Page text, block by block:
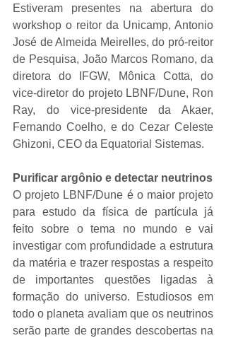
Estiveram presentes na abertura do
workshop o reitor da Unicamp, Antonio
José de Almeida Meirelles, do pró-reitor
de Pesquisa, João Marcos Romano, da
diretora do IFGW, Mônica Cotta, do
vice-diretor do projeto LBNF/Dune, Ron
Ray, do vice-presidente da Akaer,
Fernando Coelho, e do Cezar Celeste
Ghizoni, CEO da Equatorial Sistemas.
Purificar argônio e detectar neutrinos
O projeto LBNF/Dune é o maior projeto
para estudo da física de partícula já
feito sobre o tema no mundo e vai
investigar com profundidade a estrutura
da matéria e trazer respostas a respeito
de importantes questões ligadas à
formação do universo. Estudiosos em
todo o planeta avaliam que os neutrinos
serão parte de grandes descobertas na